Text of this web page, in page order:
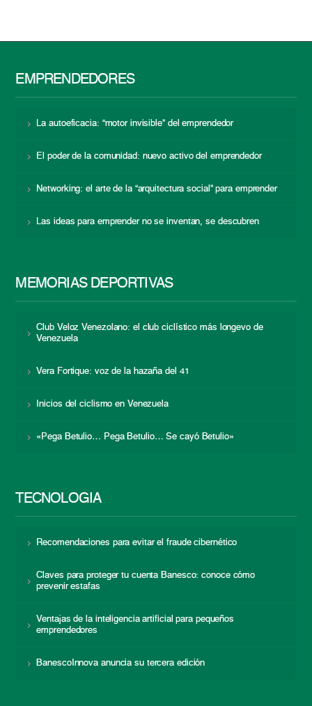
EMPRENDEDORES
La autoeficacia: “motor invisible” del emprendedor
El poder de la comunidad: nuevo activo del emprendedor
Networking: el arte de la “arquitectura social” para emprender
Las ideas para emprender no se inventan, se descubren
MEMORIAS DEPORTIVAS
Club Veloz Venezolano: el club ciclístico más longevo de
Venezuela
Vera Fortique: voz de la hazaña del 41
Inicios del ciclismo en Venezuela
«Pega Betulio… Pega Betulio… Se cayó Betulio»
TECNOLOGÍA
Recomendaciones para evitar el fraude cibernético
Claves para proteger tu cuenta Banesco: conoce cómo
prevenir estafas
Ventajas de la inteligencia artificial para pequeños
emprendedores
BanescoInnova anuncia su tercera edición